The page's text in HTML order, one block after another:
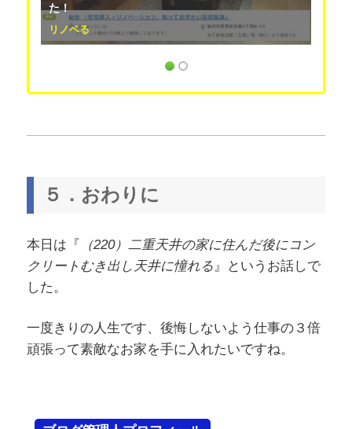
た！
リノベる
５．おわりに
本日は『 （220）二重天井の家に住んだ後にコン
クリートむき出し天井に憧れる』というお話しで
した。
一度きりの人生です、後悔しないよう仕事の３倍
頑張って素敵なお家を手に入れたいですね。